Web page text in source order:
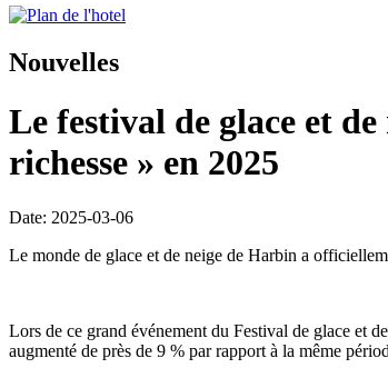
Nouvelles
Le festival de glace et
richesse » en 2025
Date: 2025-03-06
Le monde de glace et de neige de Harbin a
Lors de ce grand événement du Festival de glace et
augmenté de près de 9 % par rapport à la même